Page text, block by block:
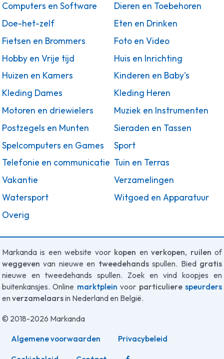
Computers en Software
Dieren en Toebehoren
Doe-het-zelf
Eten en Drinken
Fietsen en Brommers
Foto en Video
Hobby en Vrije tijd
Huis en Inrichting
Huizen en Kamers
Kinderen en Baby's
Kleding Dames
Kleding Heren
Motoren en driewielers
Muziek en Instrumenten
Postzegels en Munten
Sieraden en Tassen
Spelcomputers en Games
Sport
Telefonie en communicatie Tuin en Terras
Vakantie
Verzamelingen
Watersport
Witgoed en Apparatuur
Overig
Markanda is een website voor kopen enverkopen, ruilen of
weggeven van nieuwe en tweedehandsspullen. Bied gratis
nieuwe en tweedehands spullen. Zoek en vind koopjes en
buitenkansjes. Online marktplein voor particulierespeurders
en verzamelaarsin Nederland en België.
© 2018-2026 Markanda
Algemene voorwaarden Privacybeleid